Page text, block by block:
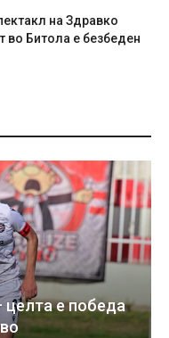
на Здравко
во Битола е безбеден
целта е победа